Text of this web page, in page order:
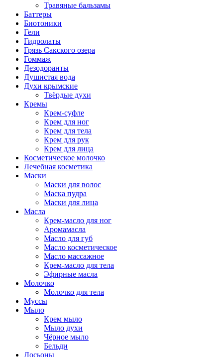
Травяные бальзамы
Баттеры
Биотоники
Гели
Гидролаты
Грязь Сакского озера
Гоммаж
Дезодоранты
Душистая вода
Духи крымские
Твёрдые духи
Кремы
Крем-суфле
Крем для ног
Крем для тела
Крем для рук
Крем для лица
Косметическое молочко
Лечебная косметика
Маски
Маски для волос
Маска пудра
Маски для лица
Масла
Крем-масло для ног
Аромамасла
Масло для губ
Масло косметическое
Масло массажное
Крем-масло для тела
Эфирные масла
Молочко
Молочко для тела
Муссы
Мыло
Крем мыло
Мыло духи
Чёрное мыло
Бельди
Лосьоны